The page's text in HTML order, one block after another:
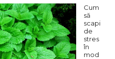
Cum
să
scapi
de
stres
în
mod